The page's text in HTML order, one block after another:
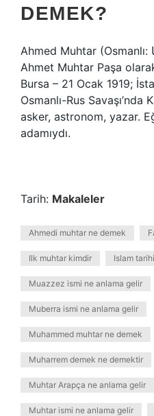
DEMEK?
Ahmed Muhtar (Osmanlı: احمد مختار پاشا) (Gazi
Ahmet Muhtar Paşa
Bursa – 21 Ocak 1919;
Osmanlı-Rus
asker, astronom, yazar.
adamıydı.
Tarih: Makaleler
Ahmedi muhtar ne demek
Ilk muhtar kimdir Islam
Muazzez ismi ne anlama gelir
Muberra ismi ne anlama gelir
Muhammed muhtar ne demek
Muharrem demek ne demektir
Muhtar Arapça ne anlama gelir
Muhtar ismi ne anlama gelir